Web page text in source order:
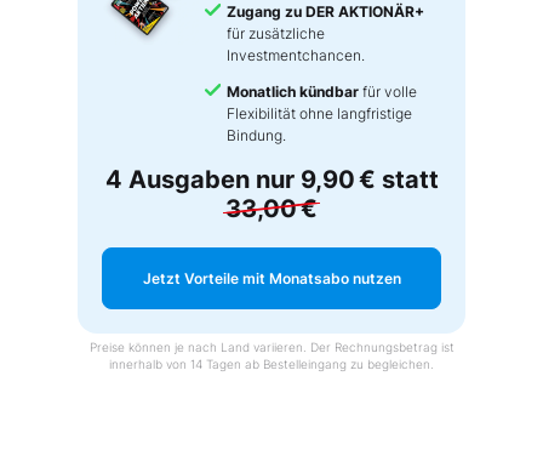
Zugang zu DER AKTIONÄR+
für zusätzliche
Investmentchancen.
Monatlich kündbar für volle
Flexibilität ohne langfristige
Bindung.
4 Ausgaben nur 9,90 € statt
33,00 €
Jetzt Vorteile mit Monatsabo nutzen
Preise können je nach Land variieren. Der Rechnungsbetrag ist
innerhalb von 14 Tagen ab Bestelleingang zu begleichen.